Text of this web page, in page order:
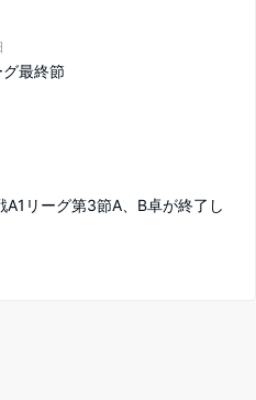
最終節
A1リーグ第3節A、B卓が終了し